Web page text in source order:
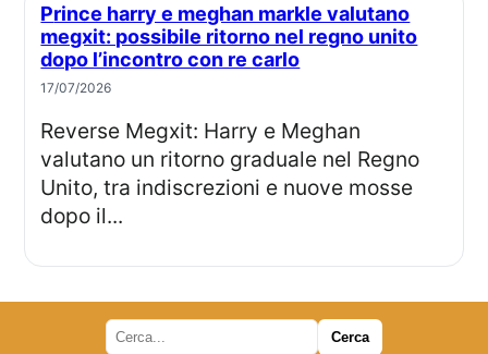
Prince harry e meghan markle valutano
megxit: possibile ritorno nel regno unito
dopo l’incontro con re carlo
17/07/2026
Reverse Megxit: Harry e Meghan
valutano un ritorno graduale nel Regno
Unito, tra indiscrezioni e nuove mosse
dopo il...